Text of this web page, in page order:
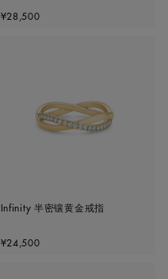
Original price
¥28,500
Infinity 半密镶黄金戒指
Original price
¥24,500